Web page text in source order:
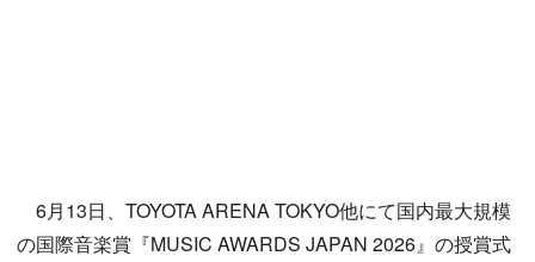
6月13日、TOYOTA ARENA TOKYO他にて国内最大規模
の国際音楽賞『MUSIC AWARDS JAPAN 2026』の授賞式